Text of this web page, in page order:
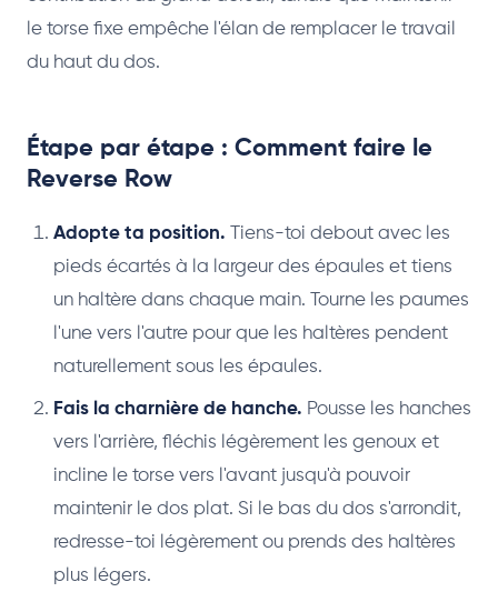
le torse fixe empêche l'élan de remplacer le travail
du haut du dos.
Étape par étape : Comment faire le
Reverse Row
Adopte ta position. Tiens-toi debout avec les
pieds écartés à la largeur des épaules et tiens
un haltère dans chaque main. Tourne les paumes
l'une vers l'autre pour que les haltères pendent
naturellement sous les épaules.
Fais la charnière de hanche. Pousse les hanches
vers l'arrière, fléchis légèrement les genoux et
incline le torse vers l'avant jusqu'à pouvoir
maintenir le dos plat. Si le bas du dos s'arrondit,
redresse-toi légèrement ou prends des haltères
plus légers.